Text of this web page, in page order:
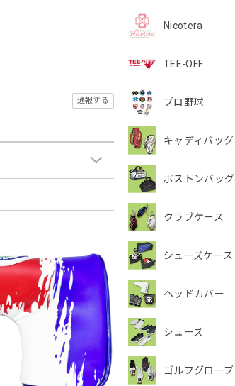
Nicotera
TEE-OFF
プロ野球
キャディバッグ
ボストンバッグ
クラブケース
シューズケース
ヘッドカバー
シューズ
ゴルフグローブ
通報する